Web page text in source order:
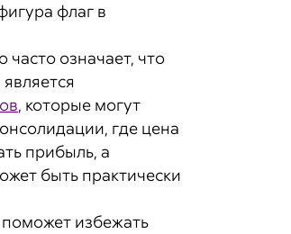
флаг в
означает, что
, которые могут
где цена
прибыль, а
быть практически
поможет избежать